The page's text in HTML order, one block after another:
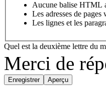
Aucune balise HTML
Les adresses de
Les lignes et les
Quel est la deuxième lettre du
Merci de